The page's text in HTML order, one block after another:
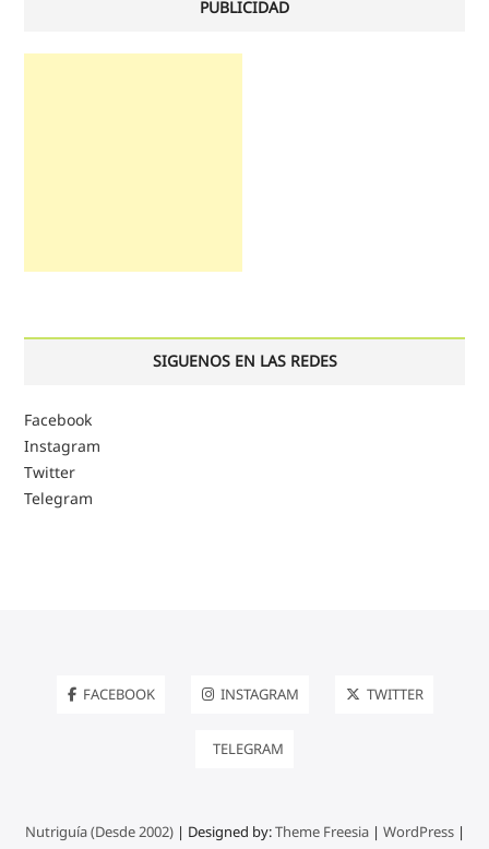
PUBLICIDAD
SIGUENOS EN LAS REDES
Facebook
Instagram
Twitter
Telegram
FACEBOOK INSTAGRAM TWITTER
TELEGRAM
Nutriguía (Desde 2002)| Designed by:Theme Freesia| WordPress|